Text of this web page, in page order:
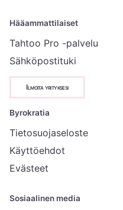
Hääammattilaiset
Tahtoo Pro -palvelu
Sähköpostituki
Ilmoita yrityksesi
Byrokratia
Tietosuojaseloste
Käyttöehdot
Evästeet
Sosiaalinen media